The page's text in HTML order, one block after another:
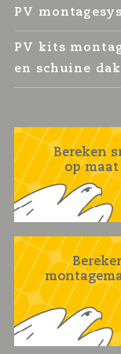
PV
PV kits
en schuine
Bereken
op